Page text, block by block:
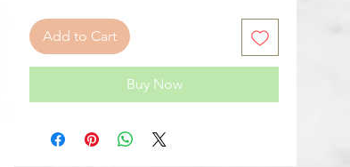
Add to Cart
Buy Now